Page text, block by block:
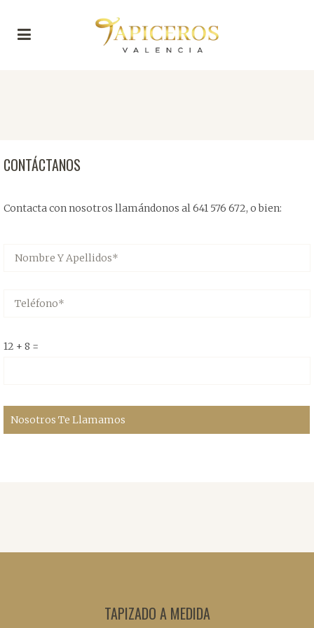
CONTÁCTANOS
Contacta con nosotros llamándonos al 641 576 672, o bien:
12 + 8 =
TAPIZADO A MEDIDA